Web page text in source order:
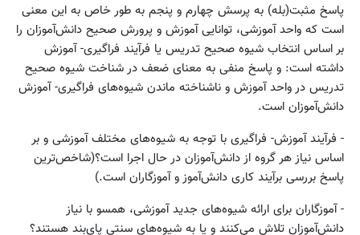
پاسخ مثبت(بله) به پرسش چهارم و پنجم به طور خاص به این معنی
است که واحد آموزشی، توانایی آموزش و پرورش صحیح دانش‌آموزان را
بر اساس انتخاب شیوه صحیح تدریس یا فرآیند فراگیری- آموزش
داشته است: و پاسخ منفی به معنای ضعف در شناخت شیوه صحیح
تدریس در واحد آموزش و ناشناخته ماندن شیوه‌های فراگیری- آموزش
دانش‌آموزان است.
- فرآیند آموزش- فراگیری با توجه به شیوه‌های مختلف آموزشی و بر
اساس نیاز هر گروه از دانش‌آموزان در حال اجرا است؟(شاخص‌ترین
پاسخ بررسی برآیند کاری دانش‌آموز و آموزگاران است.)
- آموزگاران برای ارائه شیوه‌های جدید آموزشی، همسو با نیاز
دانش‌آموزان تلاش می‌کنند و یا به شیوه‌های سنتی پای‌بند هستند؟